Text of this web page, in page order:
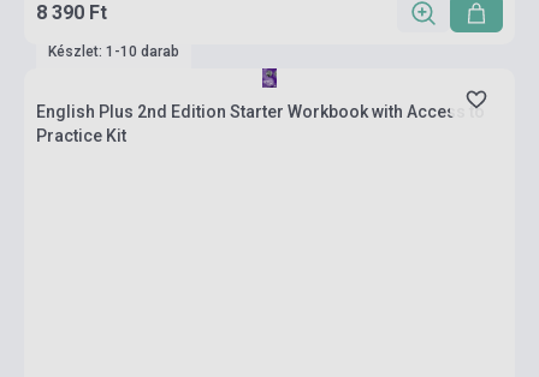
8 390 Ft
Készlet: 1-10 darab
English Plus 2nd Edition Starter Workbook with Access to
Practice Kit